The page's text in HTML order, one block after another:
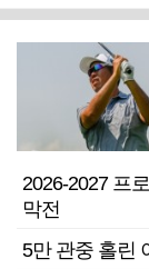
2026-2027 프
막전
5만 관중 홀린